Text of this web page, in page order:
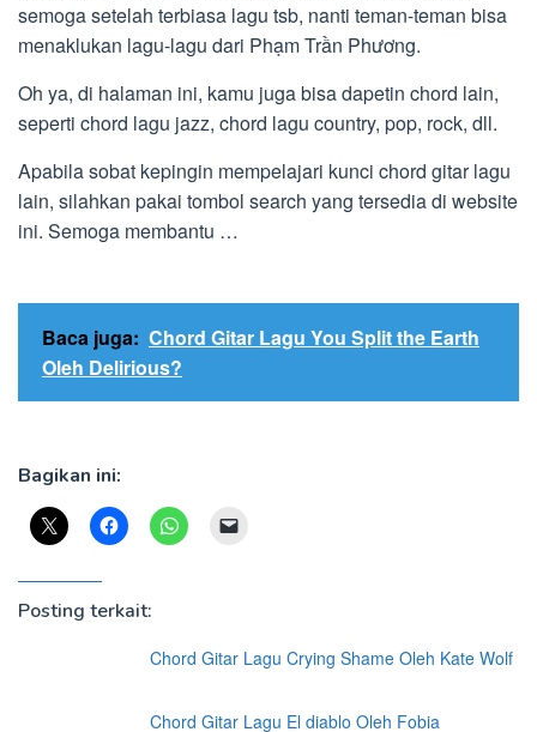
semoga setelah terbiasa lagu tsb, nanti teman-teman bisa
menaklukan lagu-lagu dari Phạm Trần Phương.
Oh ya, di halaman ini, kamu juga bisa dapetin chord lain,
seperti chord lagu jazz, chord lagu country, pop, rock, dll.
Apabila sobat kepingin mempelajari kunci chord gitar lagu
lain, silahkan pakai tombol search yang tersedia di website
ini. Semoga membantu …
Baca juga: Chord Gitar Lagu You Split the Earth
Oleh Delirious?
Bagikan ini:
Posting terkait:
Chord Gitar Lagu Crying Shame Oleh Kate Wolf
Chord Gitar Lagu El diablo Oleh Fobia